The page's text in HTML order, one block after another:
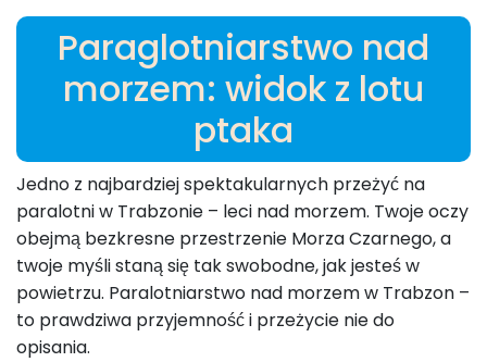
Paraglotniarstwo nad
morzem: widok z lotu
ptaka
Jedno z najbardziej spektakularnych przeżyć na
paralotni w Trabzonie – leci nad morzem. Twoje oczy
obejmą bezkresne przestrzenie Morza Czarnego, a
twoje myśli staną się tak swobodne, jak jesteś w
powietrzu. Paralotniarstwo nad morzem w Trabzon –
to prawdziwa przyjemność i przeżycie nie do
opisania.